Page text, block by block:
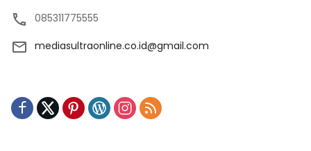
085311775555
mediasultraonline.co.id@gmail.com